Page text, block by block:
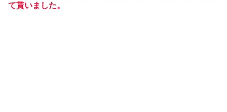
て貰いました。